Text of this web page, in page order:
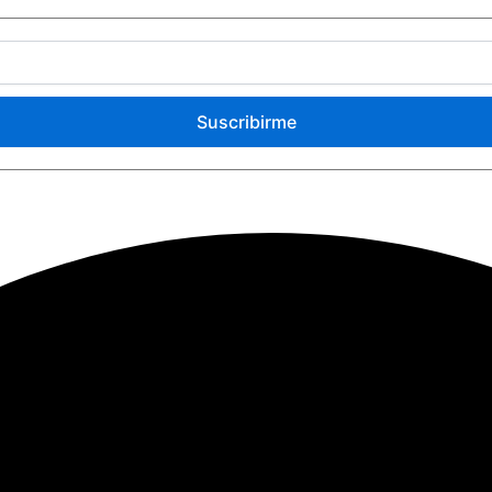
Suscribirme